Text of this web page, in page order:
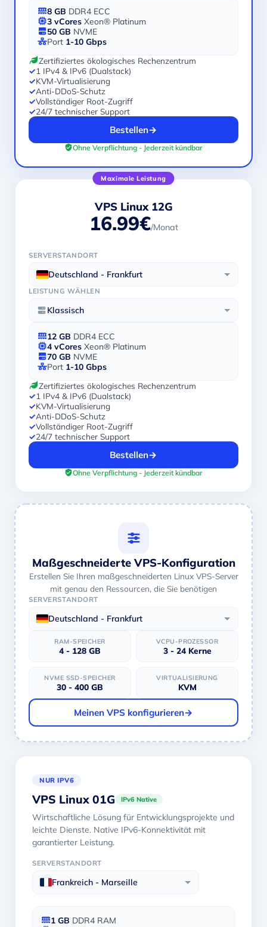
8 GB DDR4 ECC
3 vCores Xeon® Platinum
50 GB NVME
Port 1-10 Gbps
Zertifiziertes ökologisches Rechenzentrum
✓1 IPv4 & IPv6 (Dualstack)
✓KVM-Virtualisierung
✓Anti-DDoS-Schutz
✓Vollständiger Root-Zugriff
✓24/7 technischer Support
Bestellen→
Ohne Verpflichtung - Jederzeit kündbar
Maximale Leistung
VPS Linux 12G
16.99€/Monat
SERVERSTANDORT
Deutschland - Frankfurt
LEISTUNG WÄHLEN
Klassisch
12 GB DDR4 ECC
4 vCores Xeon® Platinum
70 GB NVME
Port 1-10 Gbps
Zertifiziertes ökologisches Rechenzentrum
✓1 IPv4 & IPv6 (Dualstack)
✓KVM-Virtualisierung
✓Anti-DDoS-Schutz
✓Vollständiger Root-Zugriff
✓24/7 technischer Support
Bestellen→
Ohne Verpflichtung - Jederzeit kündbar
Maßgeschneiderte VPS-Konfiguration
Erstellen Sie Ihren maßgeschneiderten Linux VPS-Server
mit genau den Ressourcen, die Sie benötigen
SERVERSTANDORT
Deutschland - Frankfurt
RAM-SPEICHER
4 - 128 GB
VCPU-PROZESSOR
3 - 24 Kerne
NVME SSD-SPEICHER
30 - 400 GB
VIRTUALISIERUNG
KVM
Meinen VPS konfigurieren→
NUR IPV6
VPS Linux 01G IPv6 Native
Wirtschaftliche Lösung für Entwicklungsprojekte und
leichte Dienste. Native IPv6-Konnektivität mit
garantierter Leistung.
SERVERSTANDORT
Frankreich - Marseille
1 GB DDR4 RAM